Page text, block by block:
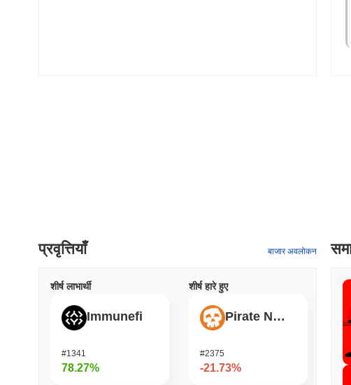
प्रवृत्तियाँ बाजार अवलोकन
शीर्ष लाभार्थी
Immunefi
#1341
78.27%
शीर्ष हारे हुए
Pirate Nation Token
#2375
-21.73%